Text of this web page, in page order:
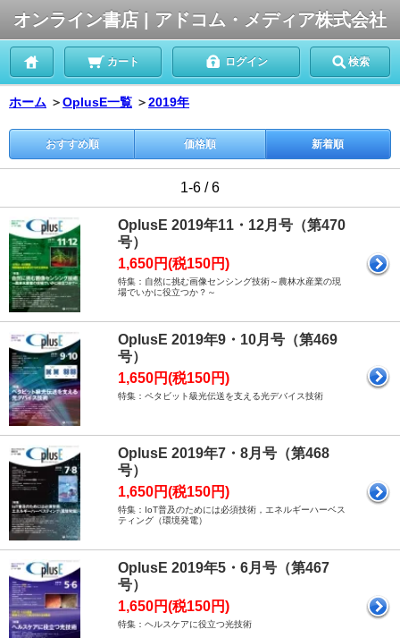
オンライン書店 | アドコム・メディア株式会社
カート ログイン 検索
ホーム ＞OplusE一覧 ＞2019年
おすすめ順 価格順 新着順
1-6 / 6
OplusE 2019年11・12月号（第470
号）
1,650円(税150円)
特集：自然に挑む画像センシング技術～農林水産業の現
場でいかに役立つか？～
OplusE 2019年9・10月号（第469
号）
1,650円(税150円)
特集：ペタビット級光伝送を支える光デバイス技術
OplusE 2019年7・8月号（第468
号）
1,650円(税150円)
特集：IoT普及のためには必須技術，エネルギーハーベス
ティング（環境発電）
OplusE 2019年5・6月号（第467
号）
1,650円(税150円)
特集：ヘルスケアに役立つ光技術